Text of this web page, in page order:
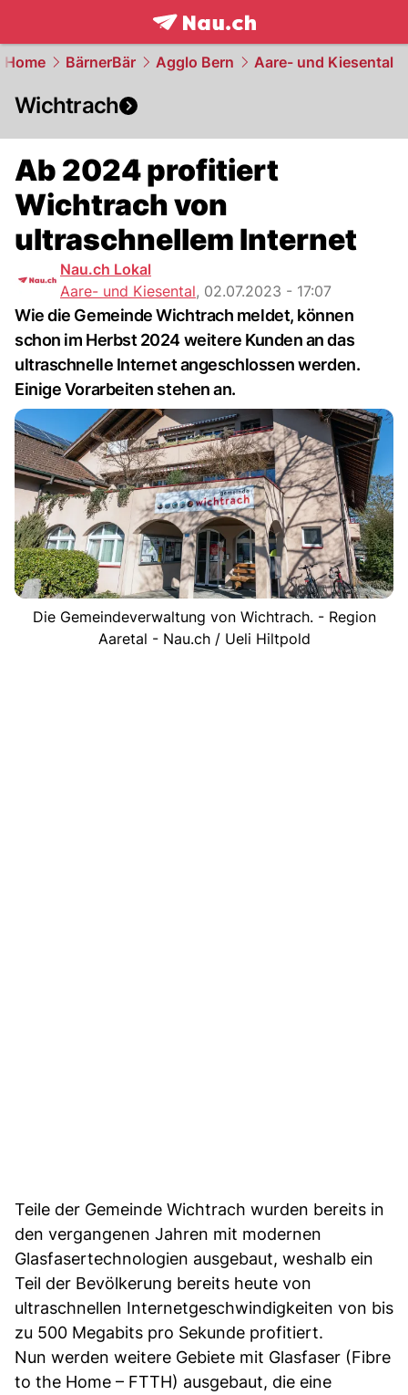
frontpage.NAU.ch
Home BärnerBär Agglo Bern Aare- und Kiesental
Wichtrach
Ab 2024 profitiert
Wichtrach von
ultraschnellem Internet
Nau.ch Lokal
Aare- und Kiesental, 02.07.2023 - 17:07
Wie die Gemeinde Wichtrach meldet, können
schon im Herbst 2024 weitere Kunden an das
ultraschnelle Internet angeschlossen werden.
Einige Vorarbeiten stehen an.
Die Gemeindeverwaltung von Wichtrach. - Region
Aaretal - Nau.ch / Ueli Hiltpold
Teile der Gemeinde Wichtrach wurden bereits in
den vergangenen Jahren mit modernen
Glasfasertechnologien ausgebaut, weshalb ein
Teil der Bevölkerung bereits heute von
ultraschnellen Internetgeschwindigkeiten von bis
zu 500 Megabits pro Sekunde profitiert.
Nun werden weitere Gebiete mit Glasfaser (Fibre
to the Home – FTTH) ausgebaut, die eine